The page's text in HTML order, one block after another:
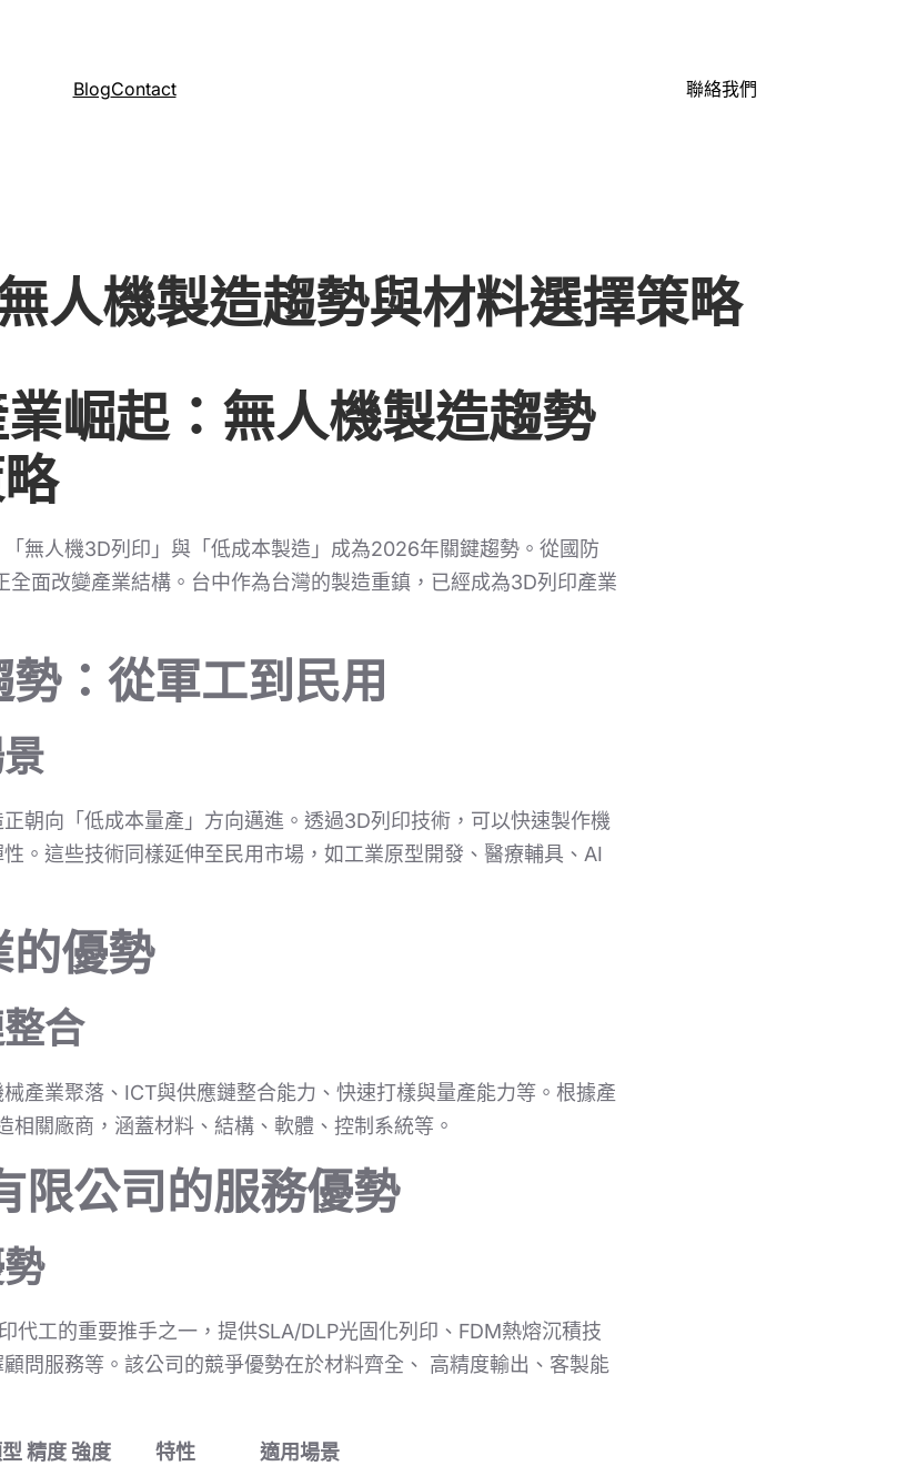
BlogContact 聯絡我們
人機製造趨勢與材料選擇策略
崛起：無人機製造趨勢
無人機3D列印」與「低成本製造」成為2026年關鍵趨勢。從國防
面改變產業結構。台中作為台灣的製造重鎮，已經成為3D列印產業
：從軍工到民用
朝向「低成本量產」方向邁進。透過3D列印技術，可以快速製作機
。這些技術同樣延伸至民用市場，如工業原型開發、醫療輔具、AI
的優勢
合
產業聚落、ICT與供應鏈整合能力、快速打樣與量產能力等。根據產
關廠商，涵蓋材料、結構、軟體、控制系統等。
限公司的服務優勢
代工的重要推手之一，提供SLA/DLP光固化列印、FDM熱熔沉積技
問服務等。該公司的競爭優勢在於材料齊全、 高精度輸出、客製能
精度 強度 特性
適用場景